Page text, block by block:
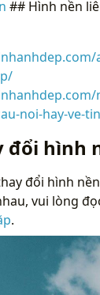
## Hình nền
noi-hay-ve-
đổi hình
đổi hình
vui lòng
.